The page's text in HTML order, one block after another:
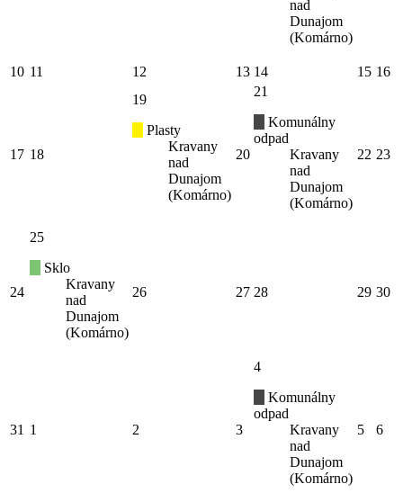
nad
Dunajom
(Komárno)
10 11 12 13 14 15 16
17 18
19
Plasty
Kravany
nad
Dunajom
(Komárno)
20
21
Komunálny
odpad
Kravany
nad
Dunajom
(Komárno)
22 23
24
25
Sklo
Kravany
nad
Dunajom
(Komárno)
26 27 28 29 30
31 1 2 3
4
Komunálny
odpad
Kravany
nad
Dunajom
(Komárno)
5 6